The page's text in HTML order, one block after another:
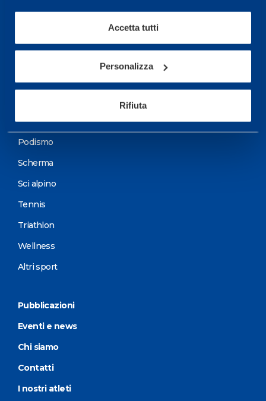
Accetta tutti
Personalizza
Rifiuta
Pallacanestro
Podismo
Scherma
Sci alpino
Tennis
Triathlon
Wellness
Altri sport
Pubblicazioni
Eventi e news
Chi siamo
Contatti
I nostri atleti